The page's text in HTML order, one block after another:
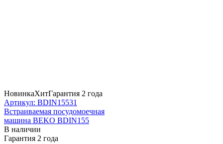
НовинкаХитГарантия 2 года
Артикул: BDIN15531
Встраиваемая посудомоечная
машина BEKO BDIN155
В наличии
Гарантия 2 года